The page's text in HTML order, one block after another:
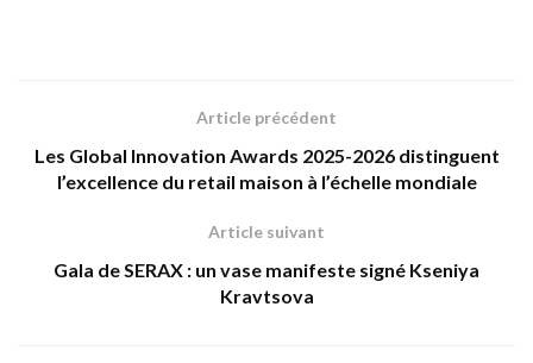
Article précédent
Les Global Innovation Awards 2025-2026 distinguent
l’excellence du retail maison à l’échelle mondiale
Article suivant
Gala de SERAX : un vase manifeste signé Kseniya
Kravtsova